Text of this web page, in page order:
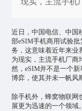
现实，主流手机
近日，中国电信、中国
部eSIM手机商用试验
务，这意味着近年来业
为现实，主流手机厂商
然，eSIM并不是一个
博弈，使其并未一帆风
除手机外，蜂窝物联网
展更为迅速的一个领域